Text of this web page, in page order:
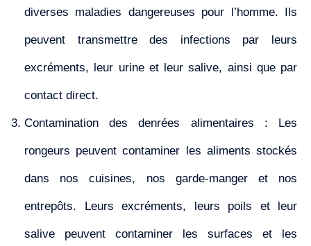
diverses maladies dangereuses pour l’homme. Ils
peuvent transmettre des infections par leurs
excréments, leur urine et leur salive, ainsi que par
contact direct.
Contamination des denrées alimentaires : Les
rongeurs peuvent contaminer les aliments stockés
dans nos cuisines, nos garde-manger et nos
entrepôts. Leurs excréments, leurs poils et leur
salive peuvent contaminer les surfaces et les